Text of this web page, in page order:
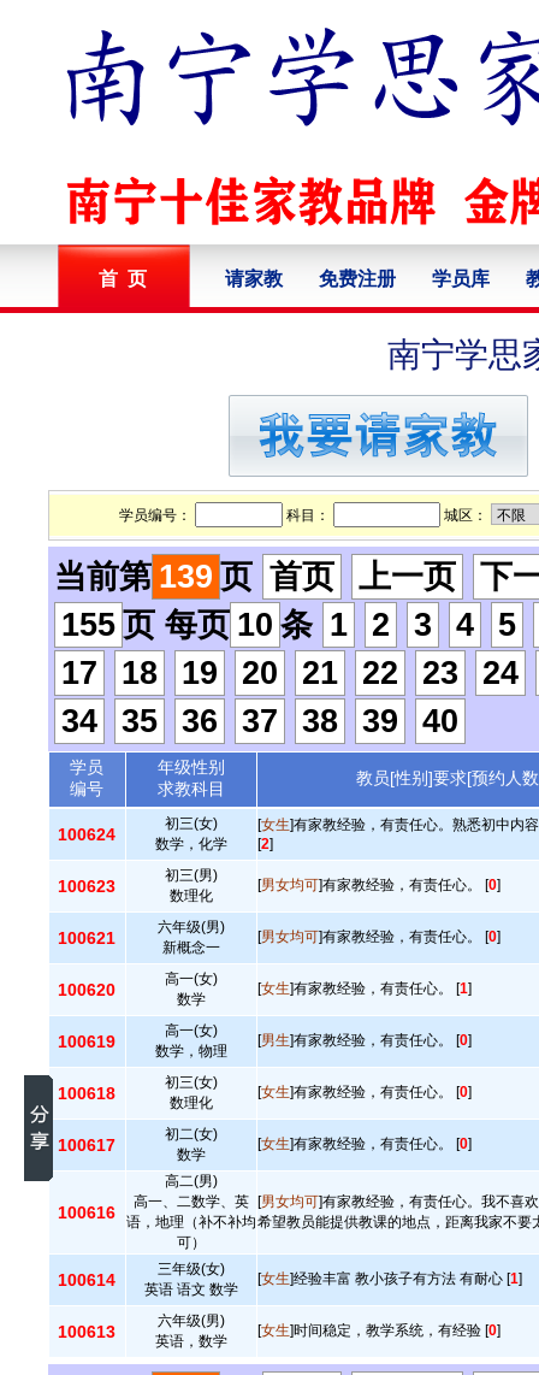
首 页 请家教 免费注册 学员库
南宁学思
学员编号： 科目： 城区：
当前第 139 页 首页 上一页
下
155 页 每页 10 条 1 2 3 4
5
17
18 19 20 21 22 23
24
34
35 36 37 38 39 40
学员
编号
年级性别
求教科目
教员[性别]要求[预约人
100624
初三(女)
数学，化学
[女生]有家教经验，有责任心。熟悉初中内
[2]
100623
初三(男)
数理化
[男女均可]有家教经验，有责任心。 [0]
100621
六年级(男)
新概念一
[男女均可]有家教经验，有责任心。 [0]
100620
高一(女)
数学
[女生]有家教经验，有责任心。 [1]
100619
高一(女)
数学，物理
[男生]有家教经验，有责任心。 [0]
100618
初三(女)
数理化
[女生]有家教经验，有责任心。 [0]
100617
初二(女)
数学
[女生]有家教经验，有责任心。 [0]
100616
高二(男)
高一、二数学、英
语，地理（补不补均
可）
[男女均可]有家教经验，有责任心。我不喜
希望教员能提供教课的地点，距离我家不要
100614
三年级(女)
英语 语文 数学
[女生]经验丰富 教小孩子有方法 有耐心 [1]
100613
六年级(男)
英语，数学
[女生]时间稳定，教学系统，有经验 [0]